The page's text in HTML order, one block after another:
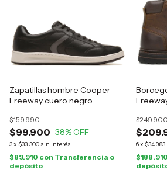
Zapatillas hombre Cooper
Freeway cuero negro
$99.900
$159.990
38% OFF
3x $33.300 sin interés
$89.910 con Transferencia o
depósito
6x
$188.910